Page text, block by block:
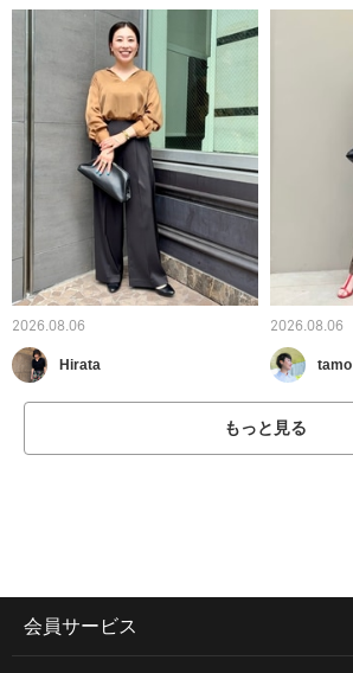
2026.08.06
Hirata
2026.08.06
tamo
もっと見る
会員サービス